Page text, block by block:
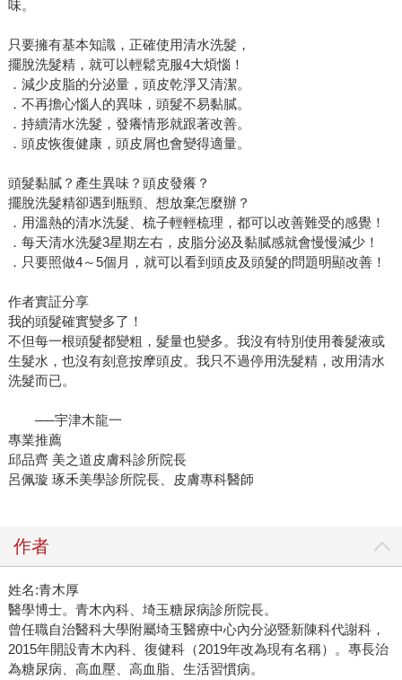
味。
只要擁有基本知識，正確使用清水洗髮，
擺脫洗髮精，就可以輕鬆克服4大煩惱！
．減少皮脂的分泌量，頭皮乾淨又清潔。
．不再擔心惱人的異味，頭髮不易黏膩。
．持續清水洗髮，發癢情形就跟著改善。
．頭皮恢復健康，頭皮屑也會變得適量。
頭髮黏膩？產生異味？頭皮發癢？
擺脫洗髮精卻遇到瓶頸、想放棄怎麼辦？
．用溫熱的清水洗髮、梳子輕輕梳理，都可以改善難受的感覺！
．每天清水洗髮3星期左右，皮脂分泌及黏膩感就會慢慢減少！
．只要照做4～5個月，就可以看到頭皮及頭髮的問題明顯改善！
作者實証分享
我的頭髮確實變多了！
不但每一根頭髮都變粗，髮量也變多。我沒有特別使用養髮液或
生髮水，也沒有刻意按摩頭皮。我只不過停用洗髮精，改用清水
洗髮而已。
──宇津木龍一
專業推薦
邱品齊 美之道皮膚科診所院長
呂佩璇 琢禾美學診所院長、皮膚專科醫師
作者
姓名:青木厚
醫學博士。青木內科、埼玉糖尿病診所院長。
曾任職自治醫科大學附屬埼玉醫療中心內分泌暨新陳科代謝科，
2015年開設青木內科、復健科（2019年改為現有名稱）。專長治
為糖尿病、高血壓、高血脂、生活習慣病。